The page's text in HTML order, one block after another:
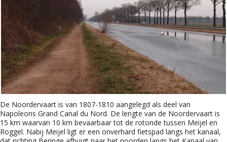
De Noordervaart is van 1807-1810 aangelegd als deel van
Napoleons Grand Canal du Nord. De lengte van de Noordervaart is
15 km waarvan 10 km bevaarbaar tot de rotonde tussen Meijel en
Roggel. Nabij Meijel ligt er een onverhard fietspad langs het kanaal,